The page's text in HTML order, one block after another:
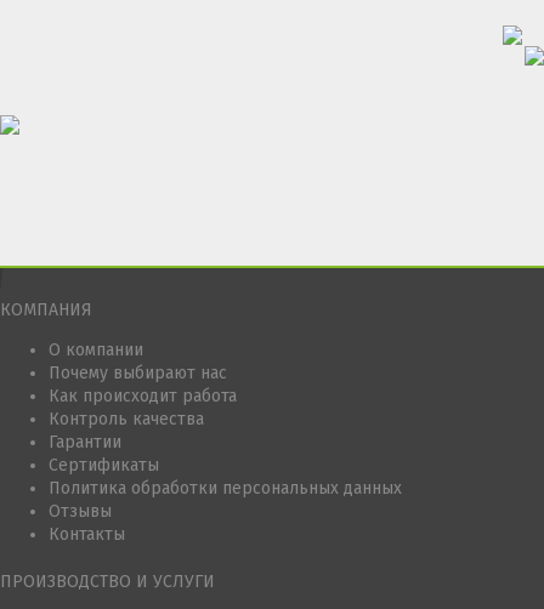
КОМПАНИЯ
О компании
Почему выбирают нас
Как происходит работа
Контроль качества
Гарантии
Сертификаты
Политика обработки персональных данных
Отзывы
Контакты
ПРОИЗВОДСТВО И УСЛУГИ